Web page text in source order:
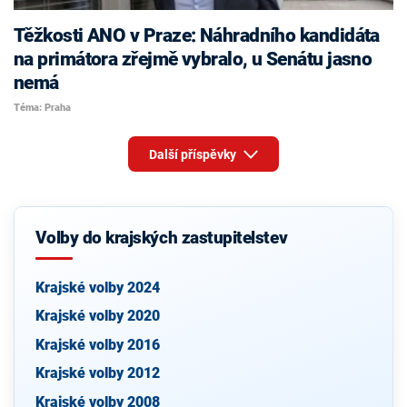
Těžkosti ANO v Praze: Náhradního kandidáta
na primátora zřejmě vybralo, u Senátu jasno
nemá
Téma: Praha
Další příspěvky
Volby do krajských zastupitelstev
Krajské volby 2024
Krajské volby 2020
Krajské volby 2016
Krajské volby 2012
Krajské volby 2008